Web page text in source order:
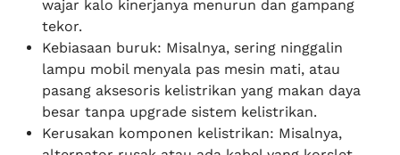
wajar kalo kinerjanya menurun dan gampang
tekor.
Kebiasaan buruk: Misalnya, sering ninggalin
lampu mobil menyala pas mesin mati, atau
pasang aksesoris kelistrikan yang makan daya
besar tanpa upgrade sistem kelistrikan.
Kerusakan komponen kelistrikan: Misalnya,